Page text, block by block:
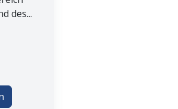
des...